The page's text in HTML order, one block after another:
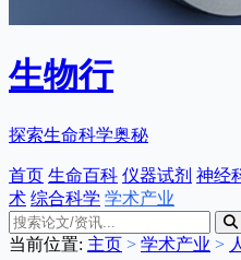
生物行
探索生命科学奥秘
首页 生命百科 仪器试剂 神经
术 综合科学 学术产业
当前位置: 主页 > 学术产业 >